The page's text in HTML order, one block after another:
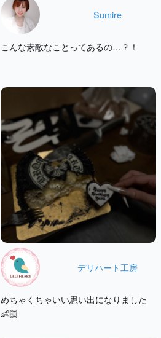
Sumire
こんな素敵なことってあるの…？！
デリハート工房
めちゃくちゃいい思い出になりました
👶🏻